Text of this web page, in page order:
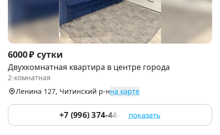
Item
1
of
6000 ₽ сутки
Двухкомнатная квартира в центре города
2-комнатная
Ленина 127, Читинский р-нна карте
+7 (996) 374-44-93 показать